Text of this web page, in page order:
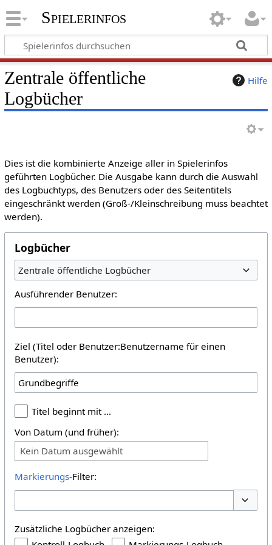
Spielerinfos
Hilfe
Zentrale öffentliche
Logbücher
Dies ist die kombinierte Anzeige aller in Spielerinfos
geführten Logbücher. Die Ausgabe kann durch die Auswahl
des Logbuchtyps, des Benutzers oder des Seitentitels
eingeschränkt werden (Groß-/Kleinschreibung muss beachtet
werden).
Logbücher
Zentrale öffentliche Logbücher
Ausführender Benutzer:
Ziel (Titel oder Benutzer:Benutzername für einen
Benutzer):
Titel beginnt mit …
Von Datum (und früher):
Kein Datum ausgewählt
Markierungs-Filter:
Zusätzliche Logbücher anzeigen: